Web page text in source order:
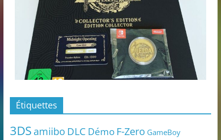
Étiquettes
3DS amiibo DLC Démo F-Zero GameBoy